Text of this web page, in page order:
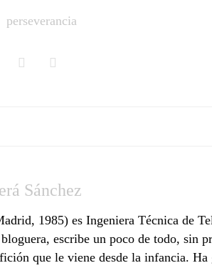
perseverancia
Sánchez
1985) es Ingeniera Técnica de
escribe un poco de todo, sin
que le viene desde la infancia. Ha